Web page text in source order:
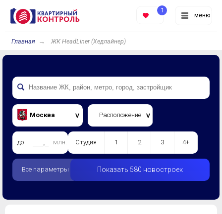
меню
1
Главная ЖК HeadLiner (Хедлайнер)
Москва Расположение
до млн. Студия 1 2 3 4+
Все параметры Показать 580 новостроек